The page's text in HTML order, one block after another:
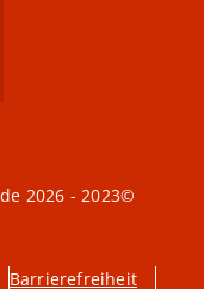
Barrierefreiheit